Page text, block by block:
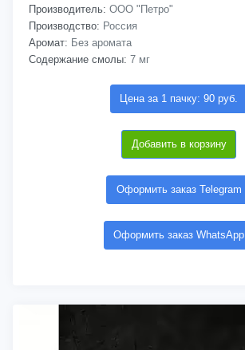
Производитель: ООО "Петро"
Производство: Россия
Аромат: Без аромата
Содержание смолы: 7 мг
Цена за 1 пачку: 90 руб.
Добавить в корзину
Оформить заказ Telegram
Оформить заказ WhatsApp